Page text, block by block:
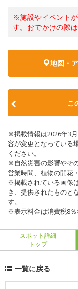
※施設やイベント
す。おでかけの際
地図・
こ
※掲載情報は2026年3
容が変更となっている
ください。
※自然災害の影響やそ
営業時間、植物の開花
※掲載されている画像
き、提供されたものと
す。
※表示料金は消費税8％
スポット詳細
トップ
一覧に戻る